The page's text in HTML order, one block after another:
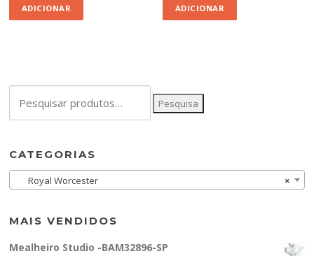
ADICIONAR ADICIONAR
por:
Pesquisa
CATEGORIAS
×
Royal Worcester
MAIS VENDIDOS
Mealheiro Studio -BAM32896-SP